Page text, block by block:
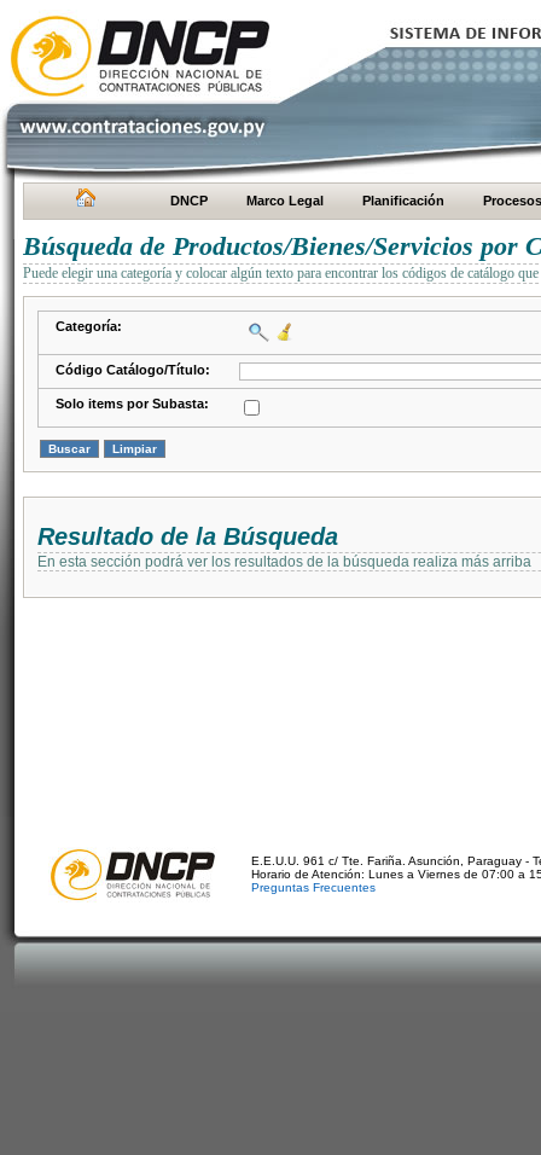
DNCP Marco Legal Planificación Procesos
Búsqueda de Productos/Bienes/Servicios por
Puede elegir una categoría y colocar algún texto para encontrar los códigos de catálogo
Categoría:
Código Catálogo/Título:
Solo items por Subasta:
Resultado de la Búsqueda
En esta sección podrá ver los resultados de la búsqueda realiza más arriba
E.E.U.U. 961 c/ Tte. Fariña. Asunción, Paraguay -
Horario de Atención: Lunes a Viernes de 07:00 a
Preguntas Frecuentes